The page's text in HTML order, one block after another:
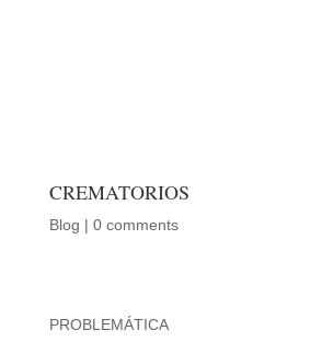
CREMATORIOS
Blog | 0 comments
PROBLEMÁTICA